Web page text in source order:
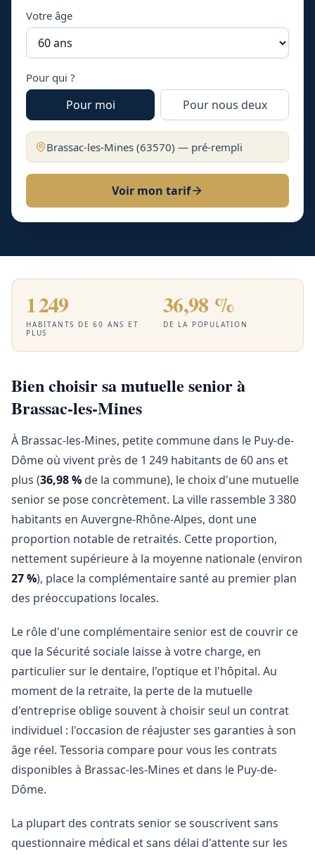
Votre âge
Pour qui ?
Pour moi Pour nous deux
Brassac-les-Mines (63570) — pré-rempli
Voir mon tarif
1 249
HABITANTS DE 60 ANS ET
PLUS
36,98 %
DE LA POPULATION
Bien choisir sa mutuelle senior à
Brassac-les-Mines
À Brassac-les-Mines, petite commune dans le Puy-de-
Dôme où vivent près de 1 249 habitants de 60 ans et
plus (36,98 % de la commune), le choix d'une mutuelle
senior se pose concrètement. La ville rassemble 3 380
habitants en Auvergne-Rhône-Alpes, dont une
proportion notable de retraités. Cette proportion,
nettement supérieure à la moyenne nationale (environ
27 %), place la complémentaire santé au premier plan
des préoccupations locales.
Le rôle d'une complémentaire senior est de couvrir ce
que la Sécurité sociale laisse à votre charge, en
particulier sur le dentaire, l'optique et l'hôpital. Au
moment de la retraite, la perte de la mutuelle
d'entreprise oblige souvent à choisir seul un contrat
individuel : l'occasion de réajuster ses garanties à son
âge réel. Tessoria compare pour vous les contrats
disponibles à Brassac-les-Mines et dans le Puy-de-
Dôme.
La plupart des contrats senior se souscrivent sans
questionnaire médical et sans délai d'attente sur les